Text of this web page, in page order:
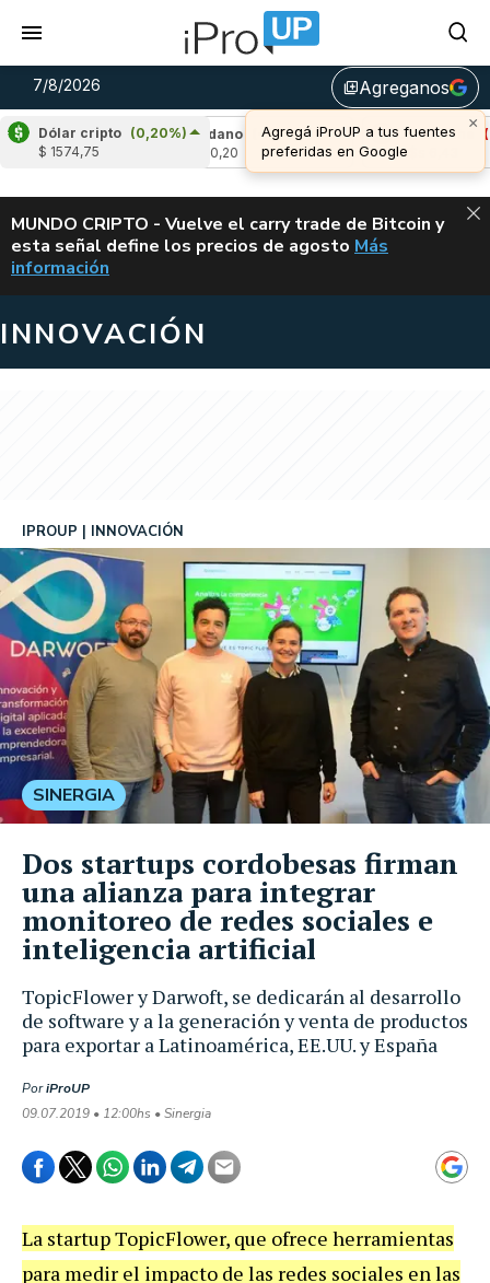
7/8/2026 library_addAgreganos
×
Agregá iProUP a tus fuentes
preferidas en Google
Dólar cripto (0,20%)
$ 1574,75
Cardano (-2,79%)
Avalanche (-
u$s 6,43
ALERTA
MUNDO CRIPTO - Vuelve el carry trade de Bitcoin y
esta señal define los precios de agosto VUELVE EL
Más
información
INNOVACIÓN
TopicFlower y Darwoft, se dedicarán al desarrollo
de software y a la generación y venta de productos
para exportar a Latinoamérica, EE.UU. y España
IPROUP INNOVACIÓN
PoriProUP
09.07.2019 • 12:00hs • Sinergia
SINERGIA
Dos startups cordobesas firman
una alianza para integrar
monitoreo de redes sociales e
inteligencia artificial
La startup TopicFlower, que ofrece herramientas
para medir el impacto de las redes sociales en las